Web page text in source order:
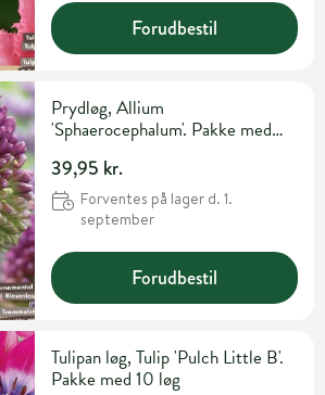
Forudbestil
Prydløg, Allium
'Sphaerocephalum'. Pakke med
39,95 kr.
Forventes på lager d. 1.
september
Forudbestil
Tulipan løg, Tulip 'Pulch Little B'.
Pakke med 10 løg